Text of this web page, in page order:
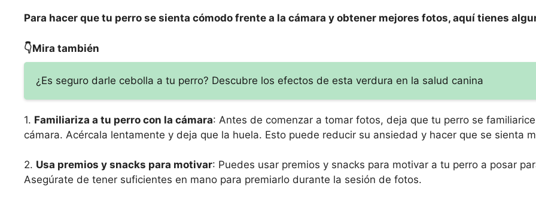
Para hacer que tu perro se sienta cómodo frente a la cámara y obtener mejores fotos, aquí tienes
👇Mira también
¿Es seguro darle cebolla a tu perro? Descubre los efectos de esta verdura en la salud canina
1. Familiariza a tu perro con la cámara: Antes de comenzar a tomar fotos, deja que tu perro se
cámara. Acércala lentamente y deja que la huela. Esto puede reducir su ansiedad y hacer que se sienta
2. Usa premios y snacks para motivar: Puedes usar premios y snacks para motivar a tu perro a posar
Asegúrate de tener suficientes en mano para premiarlo durante la sesión de fotos.